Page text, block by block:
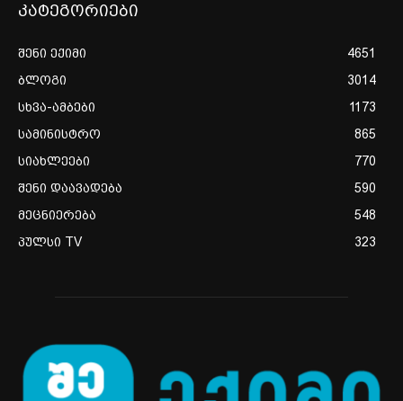
კატეგორიები
შენი ექიმი
4651
ბლოგი
3014
სხვა-ამბები
1173
სამინისტრო
865
სიახლეები
770
შენი დაავადება
590
მეცნიერება
548
პულსი TV
323